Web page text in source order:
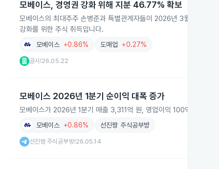
모베이스, 경영권 강화 위해 지분 46.77% 확보
모베이스의 최대주주 손병준과 특별관계자들이 2026년 3월부터 5
강화를 위한 주식 취득입니다.
모베이스 +0.86% 도매업 +0.27%
공시 26.05.22
모베이스 2026년 1분기 순이익 대폭 증가
모베이스가 2026년 1분기 매출 3,311억 원, 영업이익 100억 원, 순
모베이스 +0.86% 선진짱 주식공부방
선진짱 주식공부방| 26.05.14